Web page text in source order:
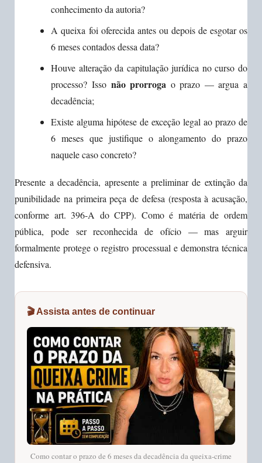
conhecimento da autoria?
A queixa foi oferecida antes ou depois de esgotar os
6 meses contados dessa data?
Houve alteração da capitulação jurídica no curso do
processo? Isso não prorroga o prazo — argua a
decadência;
Existe alguma hipótese de exceção legal ao prazo de
6 meses que justifique o alongamento do prazo
naquele caso concreto?
Presente a decadência, apresente a preliminar de extinção da
punibilidade na primeira peça de defesa (resposta à acusação,
conforme art. 396-A do CPP). Como é matéria de ordem
pública, pode ser reconhecida de ofício — mas arguir
formalmente protege o registro processual e demonstra técnica
defensiva.
🎬 Assista antes de continuar
Como contar o prazo de 6 meses da decadência da queixa-crime